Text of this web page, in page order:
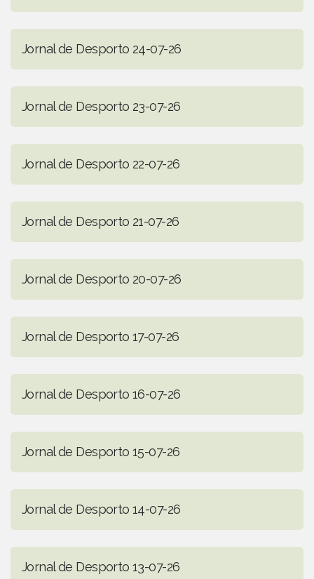
Jornal de Desporto 24-07-26
Jornal de Desporto 23-07-26
Jornal de Desporto 22-07-26
Jornal de Desporto 21-07-26
Jornal de Desporto 20-07-26
Jornal de Desporto 17-07-26
Jornal de Desporto 16-07-26
Jornal de Desporto 15-07-26
Jornal de Desporto 14-07-26
Jornal de Desporto 13-07-26